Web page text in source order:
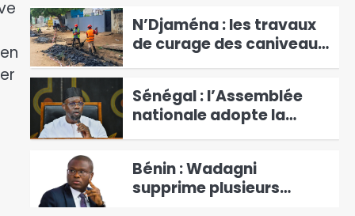
5
N’Djaména : les travaux
de curage des caniveaux
se poursuivent dans le 6e
6
Sénégal : l’Assemblée
nationale adopte la
réforme
129 voix
Bénin : Wadagni
supprime plusieurs